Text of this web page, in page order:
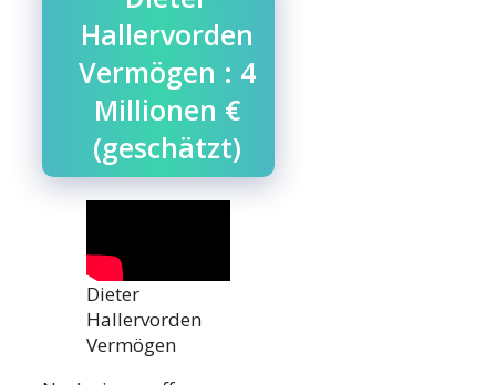
Hallervorden
Vermögen : 4
Millionen €
(geschätzt)
Dieter
Hallervorden
Vermögen